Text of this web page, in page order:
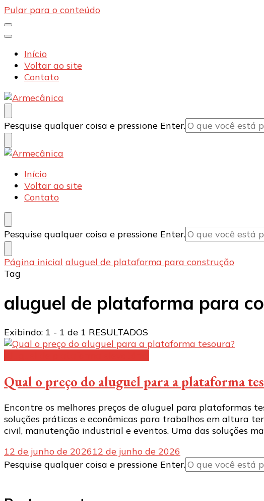
Pular para o conteúdo
Início
Voltar ao site
Contato
Armecânica
Blog
Procurando
algo?
Pesquise qualquer coisa e pressione Enter.
Armecânica
Blog
Início
Voltar ao site
Contato
Procurando
algo?
Pesquise qualquer coisa e pressione Enter.
Página inicial aluguel de plataforma para construção
Tag
aluguel de plataforma para
Exibindo: 1 - 1 de 1 RESULTADOS
Qual o preço do aluguel para a plataforma
Encontre os melhores preços de aluguel para plataformas
soluções práticas e econômicas para trabalhos em altura
civil, manutenção industrial e eventos. Uma das soluções
12 de junho de 202612 de junho de 2026
Procurando
Pesquise qualquer coisa e pressione Enter.